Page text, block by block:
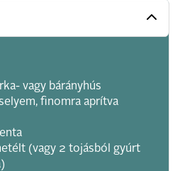
vagy bárányhús
finomra aprítva
(vagy 2 tojásból gyúrt